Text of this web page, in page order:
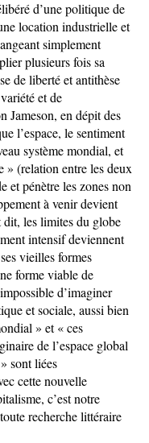
d’une politique de
location industrielle et
simplement
plusieurs fois sa
de liberté et antithèse
et de
Jameson, en dépit des
l’espace, le sentiment
système mondial, et
» (relation entre les deux
et pénètre les zones non
à venir devient
les limites du globe
intensif deviennent
vieilles formes
forme viable de
d’imaginer
et sociale, aussi bien
» et « ces
de l’espace global
sont liées
cette nouvelle
c’est notre
recherche littéraire